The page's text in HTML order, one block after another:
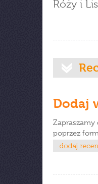
Róży i
Dodaj
Zapraszamy
poprzez